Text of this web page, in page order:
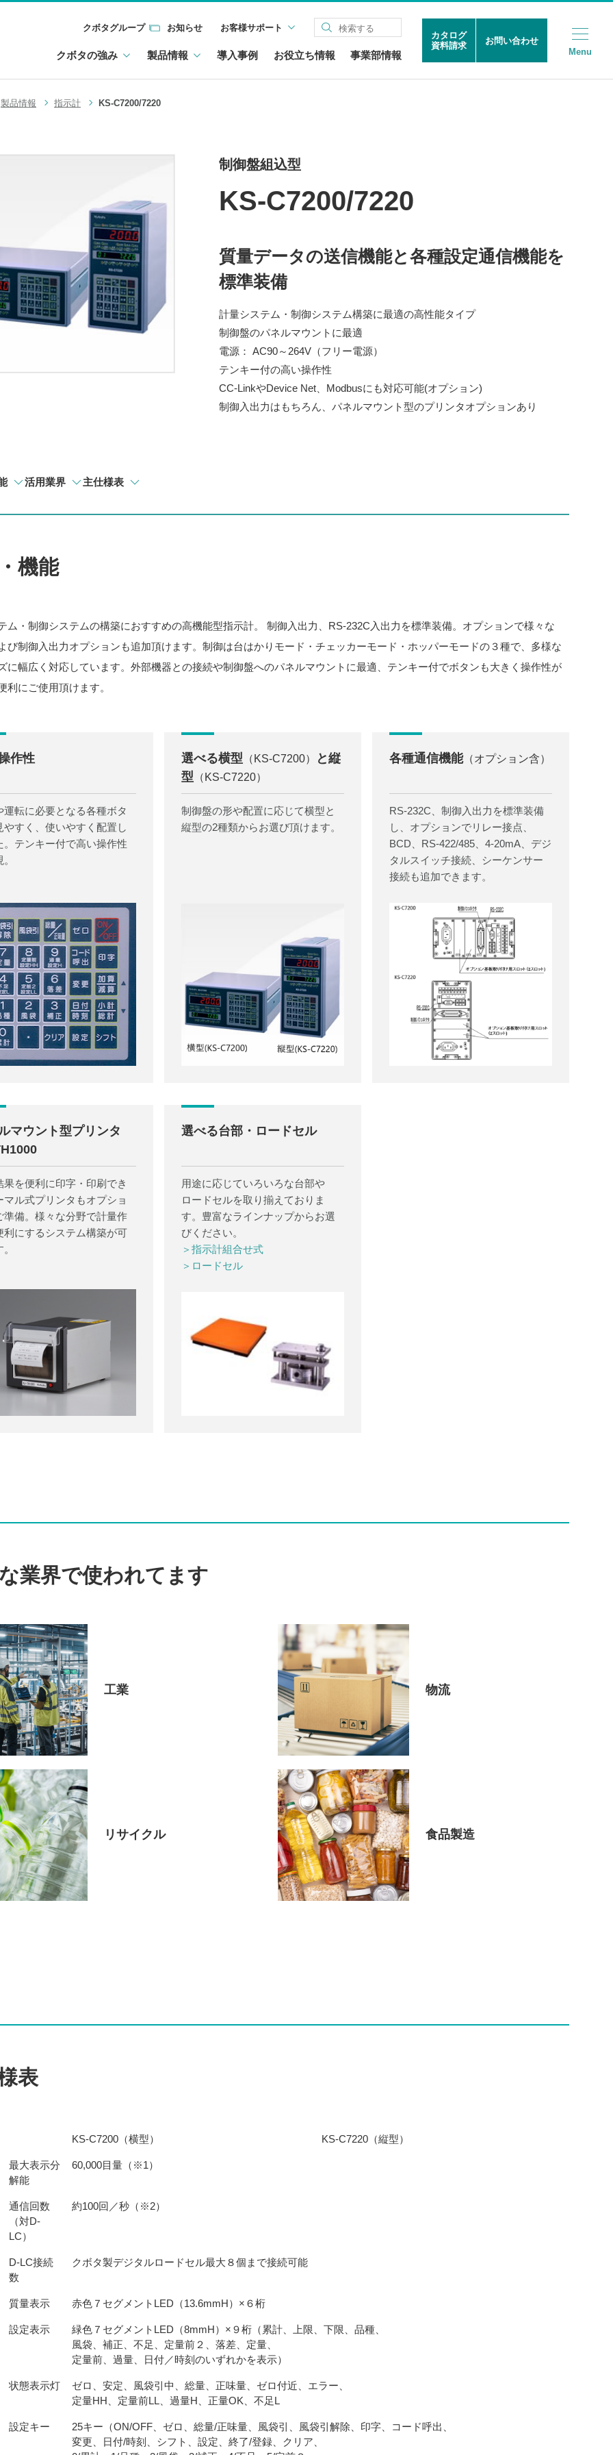
クボタグループ お知らせ お客様サポート
クボタの強み 製品情報 導入事例 お役立ち情報 事業部情報
カタログ
資料請求
お問い合わせ
Menu
製品情報 指示計 KS-C7200/7220
制御盤組込型
KS-C7200/7220
質量データの送信機能と各種設定通信機能を
標準装備
計量システム・制御システム構築に最適の高性能タイプ
制御盤のパネルマウントに最適
電源： AC90～264V（フリー電源）
テンキー付の高い操作性
CC-LinkやDevice Net、Modbusにも対応可能(オプション)
制御入出力はもちろん、パネルマウント型のプリンタオプションあり
活用業界 主仕様表
機能
ム・制御システムの構築におすすめの高機能型指示計。 制御入出力、RS-232C入出力を標準装備。オプションで様々な
び制御入出力オプションも追加頂けます。制御は台はかりモード・チェッカーモード・ホッパーモードの３種で、多様な
に幅広く対応しています。外部機器との接続や制御盤へのパネルマウントに最適、テンキー付でボタンも大きく操作性が
利にご使用頂けます。
作性
運転に必要となる各種ボタ
やすく、使いやすく配置し
。テンキー付で高い操作性
選べる横型 （KS-C7200）
と縦
型 （KS-C7220）
制御盤の形や配置に応じて横型と
縦型の2種類からお選び頂けます。
各種通信機能（オプション含）
RS-232C、制御入出力を標準装備
し、オプションでリレー接点、
BCD、RS-422/485、4-20mA、デジ
タルスイッチ接続、シーケンサー
接続も追加できます。
マウント型プリンタ
果を便利に印字・印刷でき
マル式プリンタもオプショ
準備。様々な分野で計量作
利にするシステム構築が可
選べる台部・ロードセル
用途に応じていろいろな台部や
ロードセルを取り揃えておりま
す。豊富なラインナップからお選
びください。
＞指示計組合せ式
＞ロードセル
業界で使われてます
工業 物流
リサイクル 食品製造
表
KS-C7200（横型） KS-C7220（縦型）
最大表示分
解能
60,000目量（※1）
通信回数
（対D-
LC）
約100回／秒（※2）
D-LC接続
数
クボタ製デジタルロードセル最大８個まで接続可能
質量表示 赤色７セグメントLED（13.6mmH）×６桁
設定表示
緑色７セグメントLED（8mmH）×９桁（累計、上限、下限、品種、
風袋、補正、不足、定量前２、落差、定量、
定量前、過量、日付／時刻のいずれかを表示）
状態表示灯
ゼロ、安定、風袋引中、総量、正味量、ゼロ付近、エラー、
定量HH、定量前LL、過量H、正量OK、不足L
設定キー
25キー（ON/OFF、ゼロ、総量/正味量、風袋引、風袋引解除、印字、コード呼出、
変更、日付/時刻、シフト、設定、終了/登録、クリア、